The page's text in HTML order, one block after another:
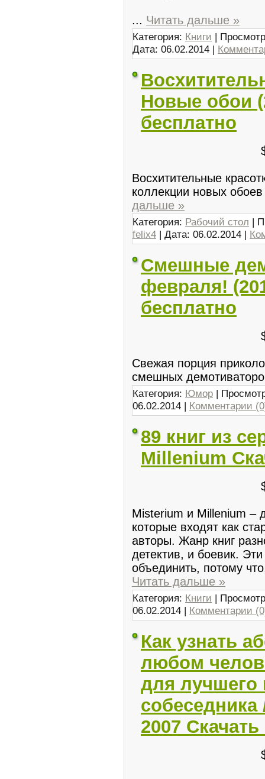
... Читать дальше »
Категория: Книги |
Дата: 06.02.2014 |
Новые обои
бесплатно
Восхитительные
коллекции новых
дальше »
Категория: Рабочий стол |
felix4 | Дата: 06.02.2014 |
Смешные
февраля!
бесплатно
Свежая порция
смешных
Категория: Юмор |
06.02.2014 | Комментарии
89 книг из
Millenium
Misterium и Millenium –
которые входят как
авторы. Жанр книг
детектив, и боевик.
объединить, потому
Читать дальше »
Категория: Книги |
06.02.2014 | Комментарии
Как узнать
любом
для лучшего
2007